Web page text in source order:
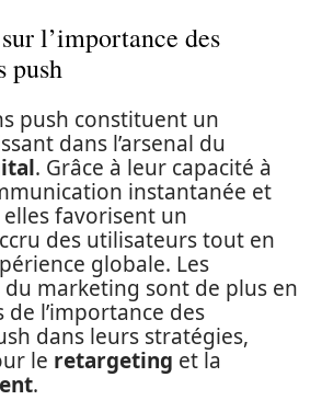
l’importance des
push
push constituent un
dans l’arsenal du
. Grâce à leur capacité à
instantanée et
favorisent un
des utilisateurs tout en
globale. Les
marketing sont de plus en
de l’importance des
dans leurs stratégies,
le retargeting et la
.